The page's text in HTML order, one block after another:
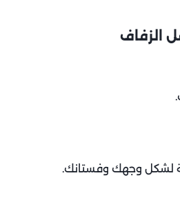
الزفاف
لشكل وجهك وفستانك.